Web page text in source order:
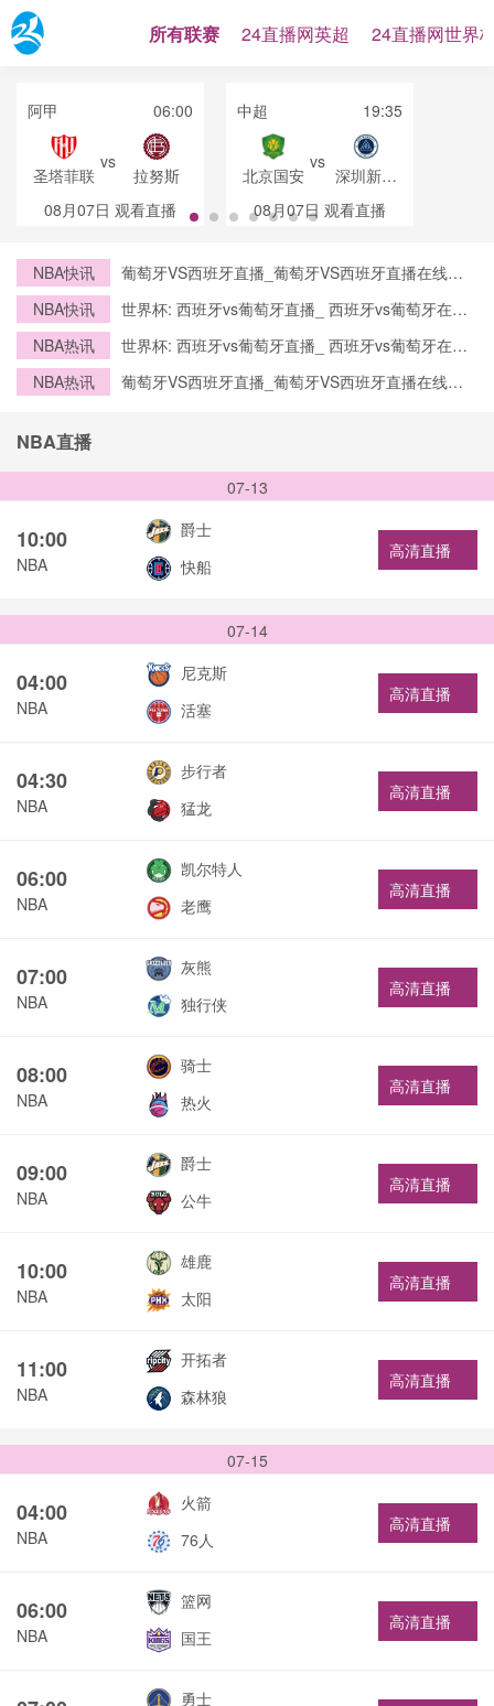
所有联赛 24直播网英超 24直播网世界
阿甲 06:00
圣塔菲联
vs
拉努斯
08月07日 观看直播
中超 19:35
北京国安
vs
深圳新鹏
城
08月07日 观看直播
NBA快讯
葡萄牙VS西班牙直播_葡萄牙VS西班牙直播在线观
NBA快讯
世界杯: 西班牙vs葡萄牙直播_ 西班牙vs葡萄牙在线
NBA热讯
世界杯: 西班牙vs葡萄牙直播_ 西班牙vs葡萄牙在线
NBA热讯
葡萄牙VS西班牙直播_葡萄牙VS西班牙直播在线观
NBA直播
07-13
10:00
NBA
爵士
快船
高清直播
07-14
04:00
NBA
尼克斯
活塞
高清直播
04:30
NBA
步行者
猛龙
高清直播
06:00
NBA
凯尔特人
老鹰
高清直播
07:00
NBA
灰熊
独行侠
高清直播
08:00
NBA
骑士
热火
高清直播
09:00
NBA
爵士
公牛
高清直播
10:00
NBA
雄鹿
太阳
高清直播
11:00
NBA
开拓者
森林狼
高清直播
07-15
04:00
NBA
火箭
76人
高清直播
06:00
NBA
篮网
国王
高清直播
勇士